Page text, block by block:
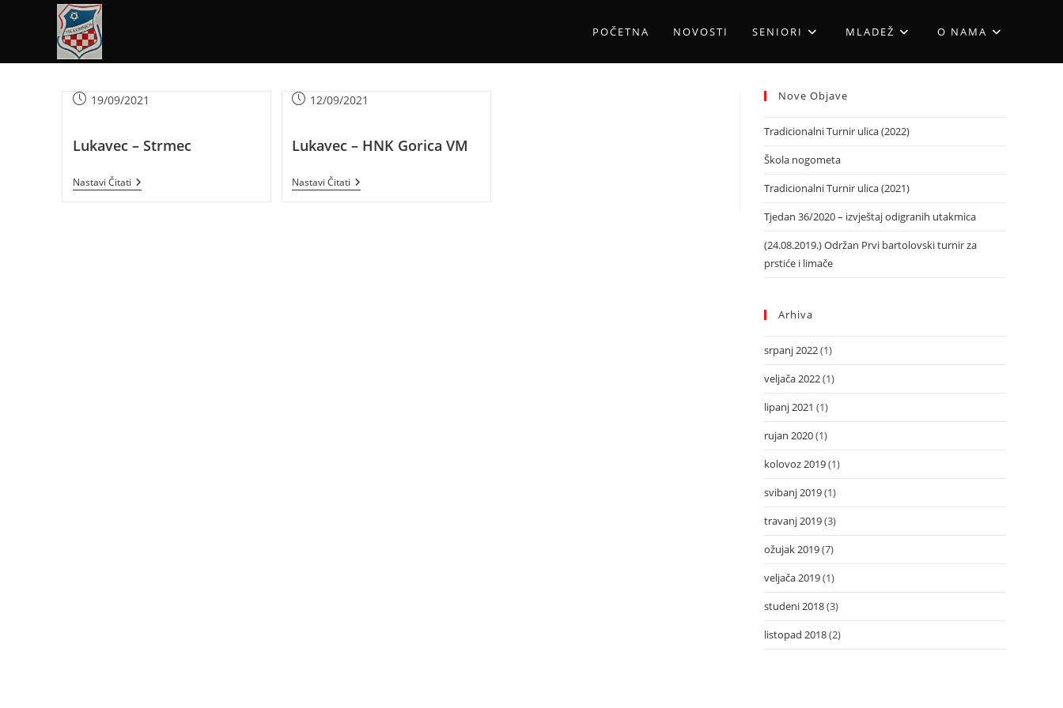
POČETNA NOVOSTI SENIORI MLADEŽ O NAMA
19/09/2021
Lukavec – Strmec
Nastavi Čitati
12/09/2021
Lukavec – HNK Gorica VM
Nastavi Čitati
Nove Objave
Tradicionalni Turnir ulica (2022)
Škola nogometa
Tradicionalni Turnir ulica (2021)
Tjedan 36/2020 – izvještaj odigranih utakmica
(24.08.2019.) Održan Prvi bartolovski turnir za
prstiće i limače
Arhiva
srpanj 2022(1)
veljača 2022(1)
lipanj 2021 (1)
rujan 2020(1)
kolovoz 2019(1)
svibanj 2019(1)
travanj 2019(3)
ožujak 2019(7)
veljača 2019(1)
studeni 2018(3)
listopad 2018(2)